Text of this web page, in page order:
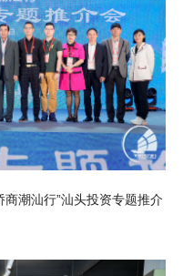
潮汕行”汕头投资专题推介